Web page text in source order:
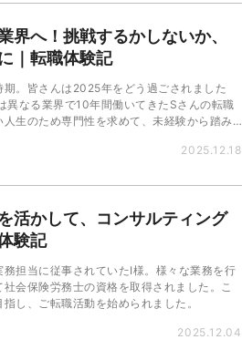
界へ！挑戦するかしないか、
｜転職体験記
。皆さんは2025年をどう過ごされました
異なる業界で10年間働いてきたSさんの転職
生のため専門性を求めて、未経験から踏み
2025.12.18
活かして、コンサルティング
験記
担当に従事されていたI様。様々な業務を行
会保険労務士の資格を取得されました。こ
し、ご転職活動を始められました。
2025.12.04